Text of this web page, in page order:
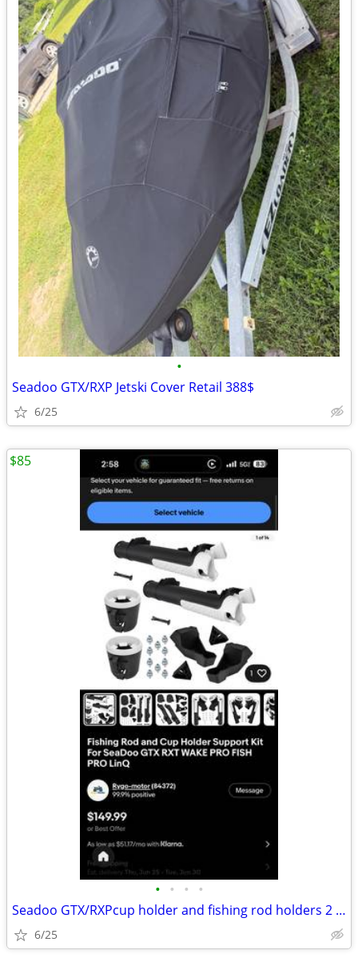
•
Seadoo GTX/RXP Jetski Cover Retail 388$
6/25
• • • •
Seadoo GTX/RXPcup holder and fishing rod holders 2 sets Left and Right
6/25
$85